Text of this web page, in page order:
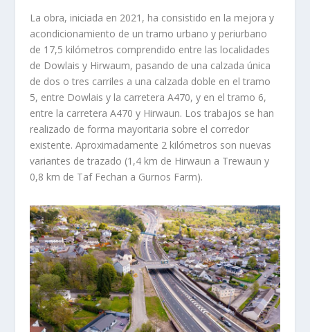
La obra, iniciada en 2021, ha consistido en la mejora y
acondicionamiento de un tramo urbano y periurbano
de 17,5 kilómetros comprendido entre las localidades
de Dowlais y Hirwaum, pasando de una calzada única
de dos o tres carriles a una calzada doble en el tramo
5, entre Dowlais y la carretera A470, y en el tramo 6,
entre la carretera A470 y Hirwaun. Los trabajos se han
realizado de forma mayoritaria sobre el corredor
existente. Aproximadamente 2 kilómetros son nuevas
variantes de trazado (1,4 km de Hirwaun a Trewaun y
0,8 km de Taf Fechan a Gurnos Farm).